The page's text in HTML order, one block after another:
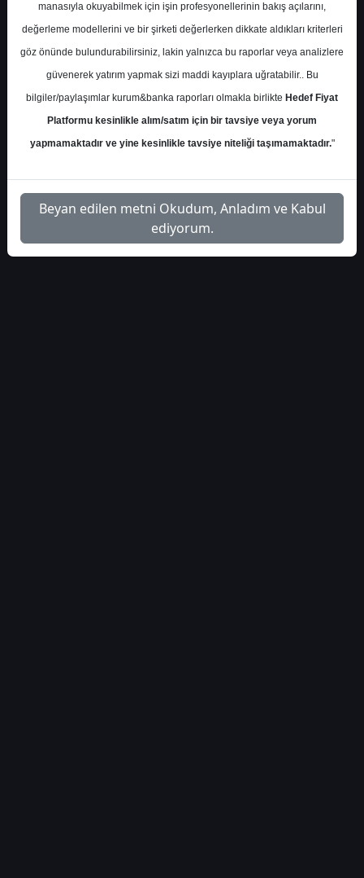
S.No Dosya Adı İndir
1
marbas-menkul-oyakc-
hedef-fiyat-55904
İlgili
Dosyayı İndir
1
manasıyla okuyabilmek için işin profesyonellerinin bakış açılarını,
değerleme modellerini ve bir şirketi değerlerken dikkate aldıkları kriterleri
göz önünde bulundurabilirsiniz, lakin yalnızca bu raporlar veya analizlere
güvenerek yatırım yapmak sizi maddi kayıplara uğratabilir.. Bu
bilgiler/paylaşımlar kurum&banka raporları olmakla birlikte Hedef Fiyat
Platformu kesinlikle alım/satım için bir tavsiye veya yorum
yapmamaktadır ve yine kesinlikle tavsiye niteliği taşımamaktadır."
Beyan edilen metni Okudum, Anladım ve Kabul
ediyorum.